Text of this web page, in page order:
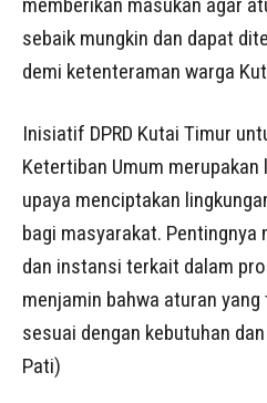
memberikan masukan agar
sebaik mungkin dan dapat
demi ketenteraman warga
Inisiatif DPRD Kutai Timur
Ketertiban Umum
upaya menciptakan
bagi masyarakat.
dan instansi terkait dalam
menjamin bahwa aturan
sesuai dengan kebutuhan
Pati)